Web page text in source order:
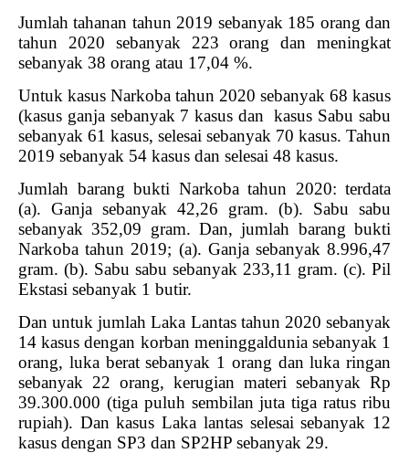
Jumlah tahanan tahun 2019 sebanyak 185 orang dan
tahun 2020 sebanyak 223 orang dan meningkat
sebanyak 38 orang atau 17,04 %.
Untuk kasus Narkoba tahun 2020 sebanyak 68 kasus
(kasus ganja sebanyak 7 kasus dan kasus Sabu sabu
sebanyak 61 kasus, selesai sebanyak 70 kasus. Tahun
2019 sebanyak 54 kasus dan selesai 48 kasus.
Jumlah barang bukti Narkoba tahun 2020: terdata
(a). Ganja sebanyak 42,26 gram. (b). Sabu sabu
sebanyak 352,09 gram. Dan, jumlah barang bukti
Narkoba tahun 2019; (a). Ganja sebanyak 8.996,47
gram. (b). Sabu sabu sebanyak 233,11 gram. (c). Pil
Ekstasi sebanyak 1 butir.
Dan untuk jumlah Laka Lantas tahun 2020 sebanyak
14 kasus dengan korban meninggaldunia sebanyak 1
orang, luka berat sebanyak 1 orang dan luka ringan
sebanyak 22 orang, kerugian materi sebanyak Rp
39.300.000 (tiga puluh sembilan juta tiga ratus ribu
rupiah). Dan kasus Laka lantas selesai sebanyak 12
kasus dengan SP3 dan SP2HP sebanyak 29.